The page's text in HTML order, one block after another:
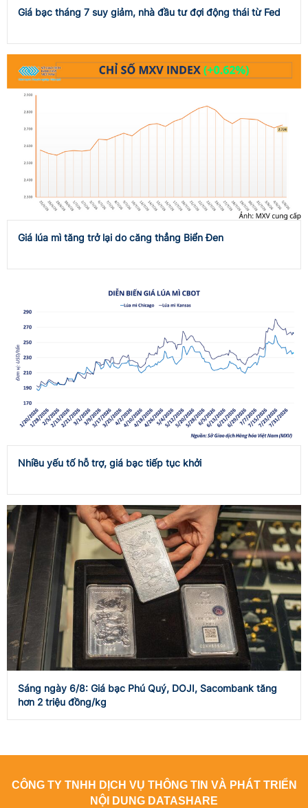
Giá bạc tháng 7 suy giảm, nhà đầu tư đợi động thái từ Fed
Giá lúa mì tăng trở lại do căng thẳng Biển Đen
Nhiều yếu tố hỗ trợ, giá bạc tiếp tục khởi
Sáng ngày 6/8: Giá bạc Phú Quý, DOJI, Sacombank tăng
hơn 2 triệu đồng/kg
CÔNG TY TNHH DỊCH VỤ THÔNG TIN VÀ PHÁT TRIỂN
NỘI DUNG DATASHARE